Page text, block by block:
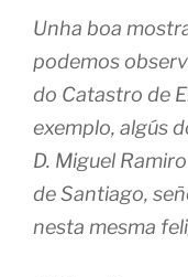
Unha boa
podemos
do Catastro de
exemplo, algús
D. Miguel
de Santiago,
nesta mesma